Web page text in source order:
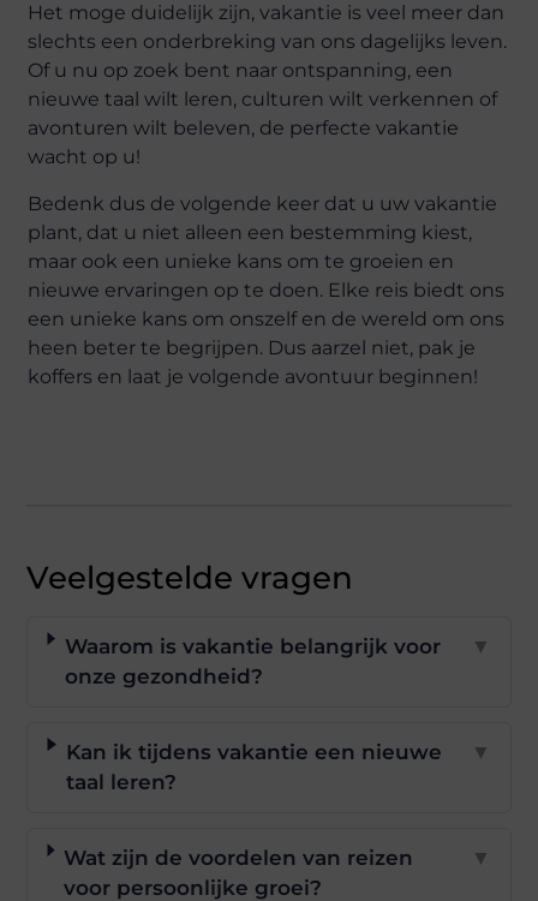
Het moge duidelijk zijn, vakantie is veel meer dan
slechts een onderbreking van ons dagelijks leven.
Of u nu op zoek bent naar ontspanning, een
nieuwe taal wilt leren, culturen wilt verkennen of
avonturen wilt beleven, de perfecte vakantie
wacht op u!
Bedenk dus de volgende keer dat u uw vakantie
plant, dat u niet alleen een bestemming kiest,
maar ook een unieke kans om te groeien en
nieuwe ervaringen op te doen. Elke reis biedt ons
een unieke kans om onszelf en de wereld om ons
heen beter te begrijpen. Dus aarzel niet, pak je
koffers en laat je volgende avontuur beginnen!
Veelgestelde vragen
Waarom is vakantie belangrijk voor
onze gezondheid?
▼
Kan ik tijdens vakantie een nieuwe
taal leren?
▼
Wat zijn de voordelen van reizen
voor persoonlijke groei?
▼